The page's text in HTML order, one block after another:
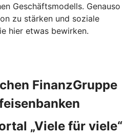
Geschäftsmodells. Genauso
zu stärken und soziale
hier etwas bewirken.
FinanzGruppe
„Viele für viele“